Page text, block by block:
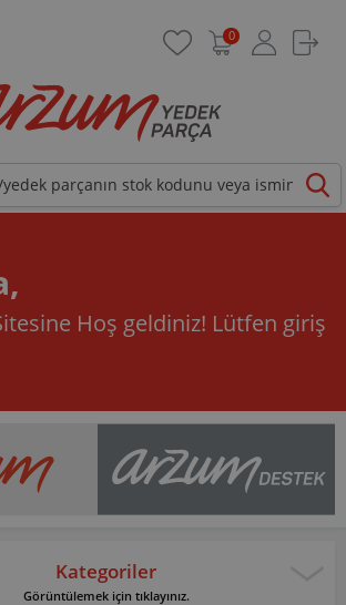
0
Hoş geldiniz! Lütfen giriş
Kategoriler
Görüntülemek için tıklayınız.